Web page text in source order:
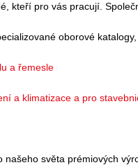
kteří pro vás pracují.
oborové
a řemesle
a klimatizace a pro
světa prémiových